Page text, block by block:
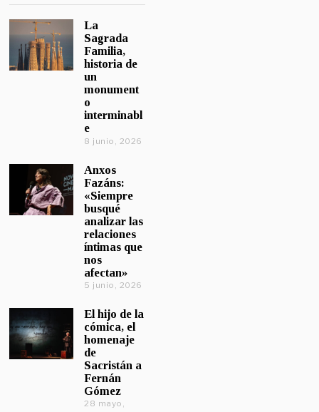
La
Sagrada
Familia,
historia de
un
monument
o
interminabl
e
8 junio, 2026
Anxos
Fazáns:
«Siempre
busqué
analizar las
relaciones
íntimas que
nos
afectan»
5 junio, 2026
El hijo de la
cómica, el
homenaje
de
Sacristán a
Fernán
Gómez
28 mayo,